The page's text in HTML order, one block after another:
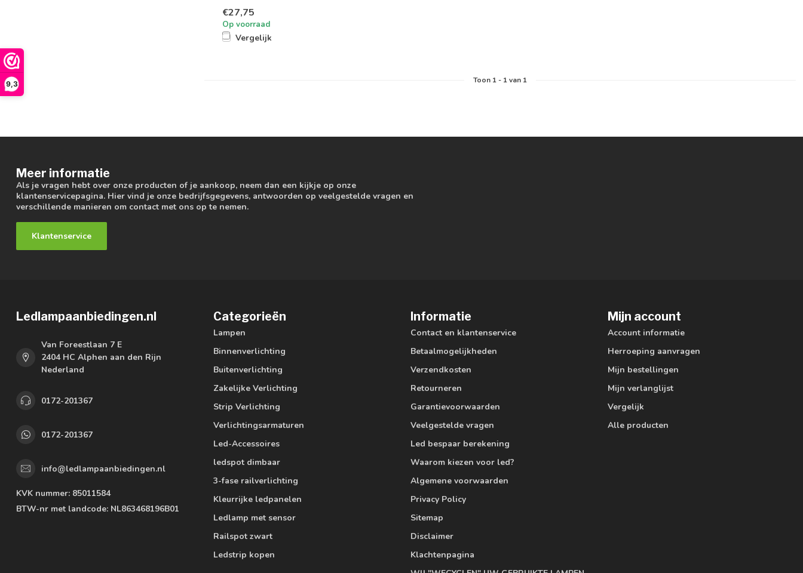
9,3
€27,75
Op voorraad
Vergelijk
Toon 1- 1van 1
Meer informatie
Als je vragen hebt over onze producten of je aankoop, neem dan een kijkje op onze
klantenservicepagina. Hier vind je onze bedrijfsgegevens, antwoorden op veelgestelde vragen en
verschillende manieren om contact met ons op te nemen.
Klantenservice
Ledlampaanbiedingen.nl
Van Foreestlaan 7 E
2404 HC Alphen aan den Rijn
Nederland
0172-201367
0172-201367
info@ledlampaanbiedingen.nl
KVK nummer: 85011584
BTW-nr met landcode: NL863468196B01
Categorieën
Lampen
Binnenverlichting
Buitenverlichting
Zakelijke Verlichting
Strip Verlichting
Verlichtingsarmaturen
Led-Accessoires
ledspot dimbaar
3-fase railverlichting
Kleurrijke ledpanelen
Ledlamp met sensor
Railspot zwart
Ledstrip kopen
Informatie
Contact en klantenservice
Betaalmogelijkheden
Verzendkosten
Retourneren
Garantievoorwaarden
Veelgestelde vragen
Led bespaar berekening
Waarom kiezen voor led?
Algemene voorwaarden
Privacy Policy
Sitemap
Disclaimer
Klachtenpagina
Mijn account
Account informatie
Herroeping aanvragen
Mijn bestellingen
Mijn verlanglijst
Vergelijk
Alle producten